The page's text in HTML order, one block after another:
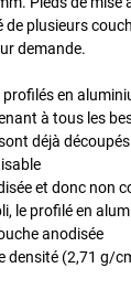
plusieurs
demande.
en
à tous les
déjà
et donc non
le profilé en
anodisée
(2,71 g/